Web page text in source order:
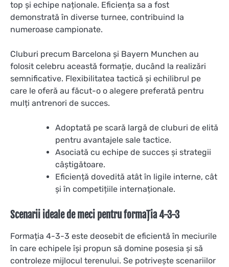
top și echipe naționale. Eficiența sa a fost
demonstrată în diverse turnee, contribuind la
numeroase campionate.
Cluburi precum Barcelona și Bayern Munchen au
folosit celebru această formație, ducând la realizări
semnificative. Flexibilitatea tactică și echilibrul pe
care le oferă au făcut-o o alegere preferată pentru
mulți antrenori de succes.
Adoptată pe scară largă de cluburi de elită
pentru avantajele sale tactice.
Asociată cu echipe de succes și strategii
câștigătoare.
Eficiență dovedită atât în ligile interne, cât
și în competițiile internaționale.
Scenarii ideale de meci pentru formația 4-3-3
Formația 4-3-3 este deosebit de eficientă în meciurile
în care echipele își propun să domine posesia și să
controleze mijlocul terenului. Se potrivește scenariilor